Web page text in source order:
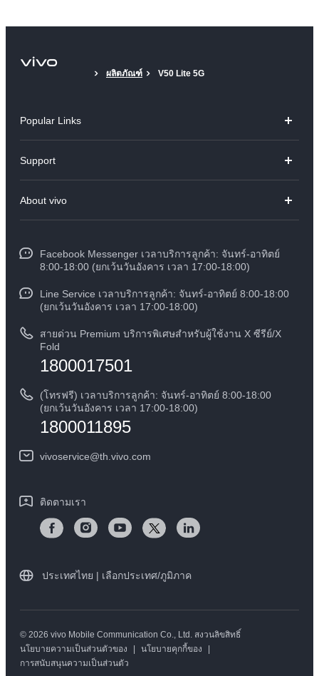
ผลิตภัณฑ์ V50 Lite 5G
Popular Links
X300 Pro
X300
Y31 5G
Support
ศูนย์บริการ
Funtouch OS
สอบถามเกี่ยวกับราคาอะไหล่
การตรวจยืนยันหมายเลข IMEI
คำแนะนำเกี่ยวกับบัตรรับประกันของ vivo
ดาวน์โหลด LUTs สำหรับการคืนค่า Log
About vivo
ข้อมูลข่าว
สมัครงานที่ vivo
ข้อกฏหมาย
เกี่ยวกับเรา
ศูนย์ความเป็นส่วนตัวของวีโว่
ความยั่งยืน
Facebook Messenger เวลาบริการลูกค้า: จันทร์-อาทิตย์
8:00-18:00 (ยกเว้นวันอังคาร เวลา 17:00-18:00)
Line Service เวลาบริการลูกค้า: จันทร์-อาทิตย์ 8:00-18:00
(ยกเว้นวันอังคาร เวลา 17:00-18:00)
สายด่วน Premium บริการพิเศษสำหรับผู้ใช้งาน X ซีรีย์/X
Fold
1800017501
(โทรฟรี) เวลาบริการลูกค้า: จันทร์-อาทิตย์ 8:00-18:00
(ยกเว้นวันอังคาร เวลา 17:00-18:00)
1800011895
vivoservice@th.vivo.com
ติดตามเรา
ประเทศไทย | เลือกประเทศ/ภูมิภาค
© 2026 vivo Mobile Communication Co., Ltd. สงวนลิขสิทธิ์
นโยบายความเป็นส่วนตัวของ
นโยบายคุกกี้ของ
การสนับสนุนความเป็นส่วนตัว